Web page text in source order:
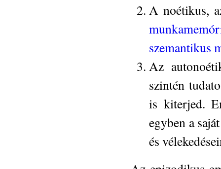
A noétikus,
szemantikus
Az
szintén
is kiterjed.
egyben a
és